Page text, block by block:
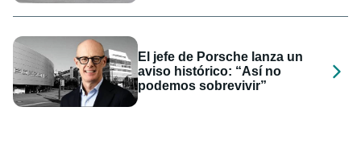
El jefe de Porsche lanza un
aviso histórico: “Así no
podemos sobrevivir”